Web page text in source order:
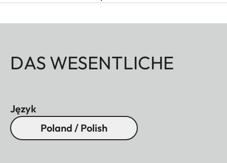
DAS WESENTLICHE
Język
Poland / Polish